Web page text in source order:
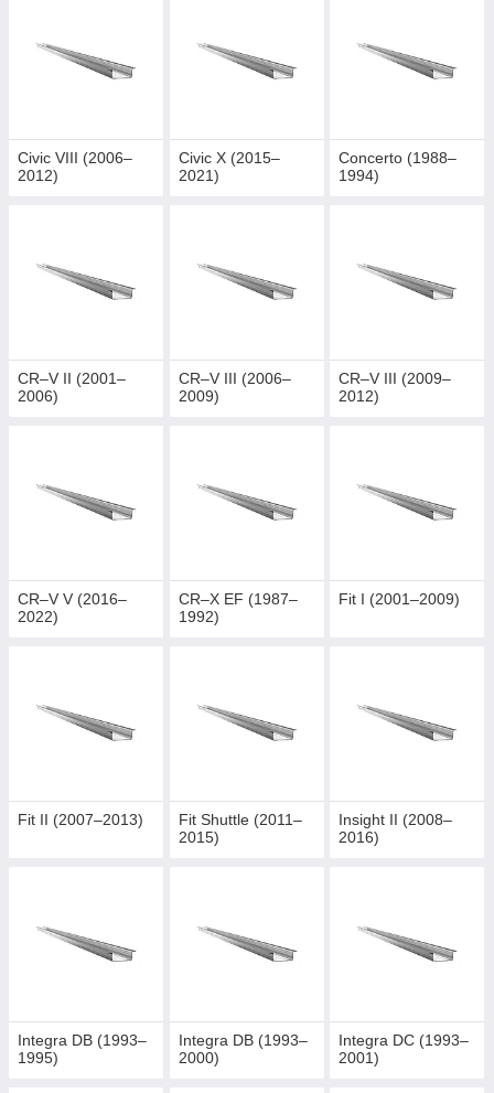
Civic VIII (2006–
2012)
Civic X (2015–
2021)
Concerto (1988–
1994)
CR–V II (2001–
2006)
CR–V III (2006–
2009)
CR–V III (2009–
2012)
CR–V V (2016–
2022)
CR–X EF (1987–
1992)
Fit I (2001–2009)
Fit II (2007–2013)
Fit Shuttle (2011–
2015)
Insight II (2008–
2016)
Integra DB (1993–
1995)
Integra DB (1993–
2000)
Integra DC (1993–
2001)